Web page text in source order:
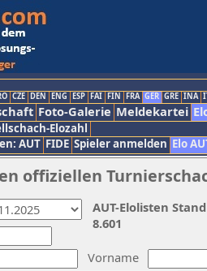
CZE DEN ENG ESP FAI FIN FRA GER GRE INA
Foto-Galerie Meldekartei
Elozahl
AUT FIDE Spieler anmelden Elo
offiziellen
Vorname
AUT-Elolisten
8.601